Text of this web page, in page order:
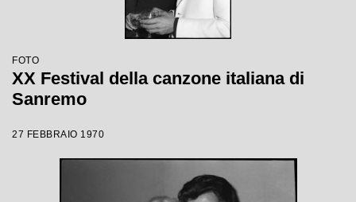
FOTO
XX Festival della canzone italiana di
Sanremo
27 FEBBRAIO 1970